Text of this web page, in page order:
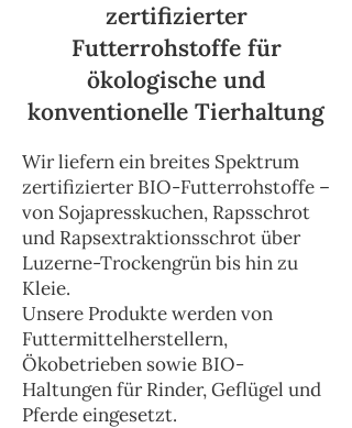
zertifizierter
Futterrohstoffe für
ökologische und
konventionelle Tierhaltung
Wir liefern ein breites Spektrum
zertifizierter BIO-Futterrohstoffe –
von Sojapresskuchen, Rapsschrot
und Rapsextraktionsschrot über
Luzerne-Trockengrün bis hin zu
Kleie.
Unsere Produkte werden von
Futtermittelherstellern,
Ökobetrieben sowie BIO-
Haltungen für Rinder, Geflügel und
Pferde eingesetzt.